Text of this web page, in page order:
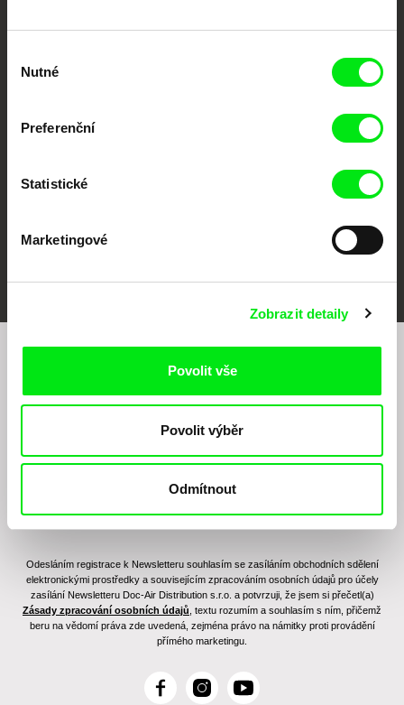
souhlasu
Nutné
Preferenční
Statistické
Marketingové
Zobrazit detaily
Povolit vše
Povolit výběr
Odmítnout
DOK Leipzig
Chcete být pravidelně informováni o našem
Odesláním registrace k Newsletteru souhlasím se zasíláním obchodních sdělení
elektronickými prostředky a souvisejícím zpracováním osobních údajů pro účely
zasílání Newsletteru Doc-Air Distribution s.r.o. a potvrzuji, že jsem si přečetl(a)
Zásady zpracování osobních údajů , textu rozumím a souhlasím s ním, přičemž
beru na vědomí práva zde uvedená, zejména právo na námitky proti provádění
přímého marketingu.
F
I
Y